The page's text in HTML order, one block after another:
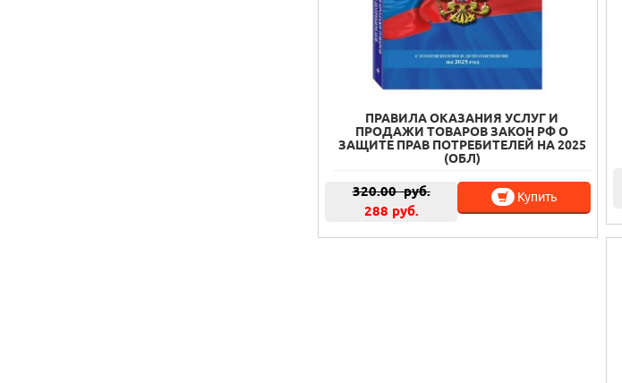
ПРАВИЛА ОКАЗАНИЯ УСЛУГ И
ПРОДАЖИ ТОВАРОВ ЗАКОН РФ О
ЗАЩИТЕ ПРАВ ПОТРЕБИТЕЛЕЙ НА 2025
(ОБЛ)
320.00руб.
288 руб.
Купить